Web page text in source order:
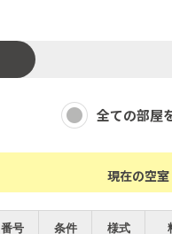
な住宅街にあります
全ての部屋
現在の空室
番号 条件 様式